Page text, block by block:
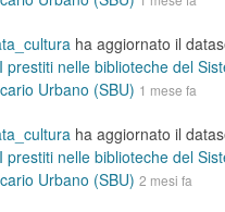
ha aggiornato il
prestiti nelle biblioteche del
Urbano (SBU) 1 mese fa
ha aggiornato il
prestiti nelle biblioteche del
Urbano (SBU) 2 mesi fa